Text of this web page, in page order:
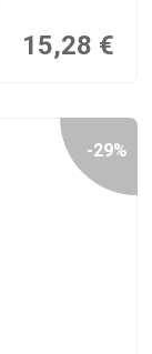
15,28 €
-29%